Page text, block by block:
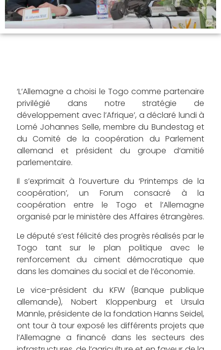
‘L’Allemagne a choisi le Togo comme partenaire
privilégié dans notre stratégie de
développement avec l’Afrique’, a déclaré lundi à
Lomé Johannes Selle, membre du Bundestag et
du Comité de la coopération du Parlement
allemand et président du groupe d’amitié
parlementaire.
Il s’exprimait à l’ouverture du ‘Printemps de la
coopération’, un Forum consacré à la
coopération entre le Togo et l’Allemagne
organisé par le ministère des Affaires étrangères.
Le député s’est félicité des progrès réalisés par le
Togo tant sur le plan politique avec le
renforcement du ciment démocratique que
dans les domaines du social et de l’économie.
Le vice-président du KFW (Banque publique
allemande), Nobert Kloppenburg et Ursula
Männle, présidente de la fondation Hanns Seidel,
ont tour à tour exposé les différents projets que
l’Allemagne a financé dans les secteurs des